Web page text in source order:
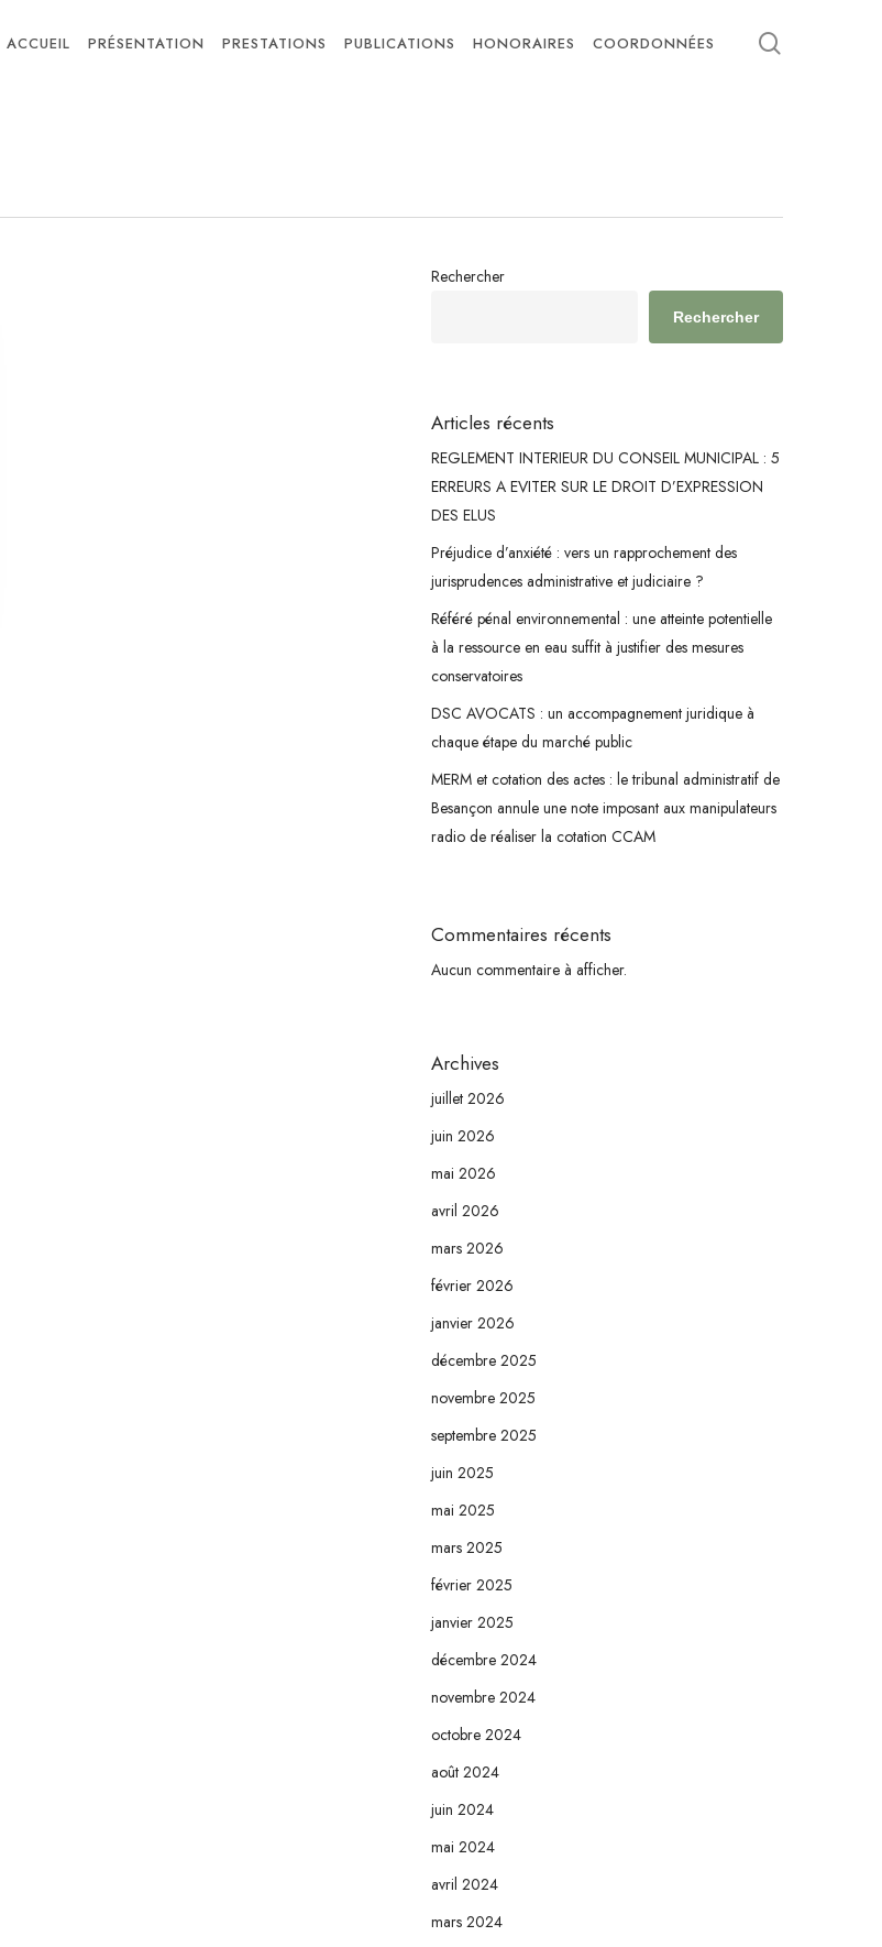
ACCUEIL PRÉSENTATION PRESTATIONS PUBLICATIONS HONORAIRES COORDONNÉES
Rechercher
Rechercher
Articles récents
REGLEMENT INTERIEUR DU CONSEIL MUNICIPAL : 5
ERREURS A EVITER SUR LE DROIT D’EXPRESSION
DES ELUS
Préjudice d’anxiété : vers un rapprochement des
jurisprudences administrative et judiciaire ?
Référé pénal environnemental : une atteinte potentielle
à la ressource en eau suffit à justifier des mesures
conservatoires
DSC AVOCATS : un accompagnement juridique à
chaque étape du marché public
MERM et cotation des actes : le tribunal administratif de
Besançon annule une note imposant aux manipulateurs
radio de réaliser la cotation CCAM
Commentaires récents
Aucun commentaire à afficher.
Archives
juillet 2026
juin 2026
mai 2026
avril 2026
mars 2026
février 2026
janvier 2026
décembre 2025
novembre 2025
septembre 2025
juin 2025
mai 2025
mars 2025
février 2025
janvier 2025
décembre 2024
novembre 2024
octobre 2024
août 2024
juin 2024
mai 2024
avril 2024
mars 2024